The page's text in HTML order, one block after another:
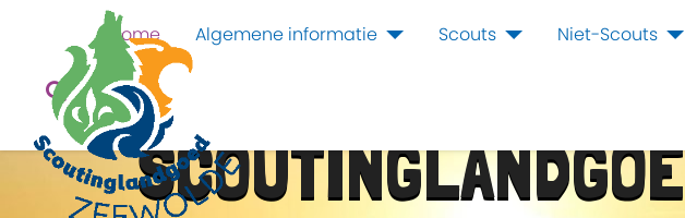
Home Algemene informatie Scouts Niet-Scouts